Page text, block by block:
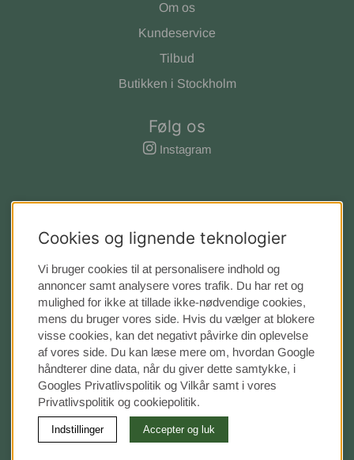
Om os
Kundeservice
Tilbud
Butikken i Stockholm
Følg os
Instagram
2026 Sengvaruhuset Elgen. Vi bruger cookies
Cookies og lignende teknologier
Vi bruger cookies til at personalisere indhold og
annoncer samt analysere vores trafik. Du har ret og
mulighed for ikke at tillade ikke-nødvendige cookies,
mens du bruger vores side. Hvis du vælger at blokere
visse cookies, kan det negativt påvirke din oplevelse
af vores side. Du kan læse mere om, hvordan Google
håndterer dine data, når du giver dette samtykke, i
Googles Privatlivspolitik og Vilkår samt i vores
Privatlivspolitik og cookiepolitik.
Indstillinger Accepter og luk